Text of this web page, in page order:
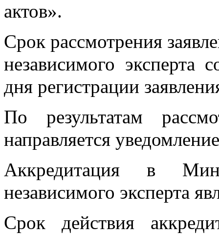
актов».
Срок рассмотрения
независимого эксперта
дня регистрации
По результатам
направляется
Аккредитация в
независимого эксперта
Срок действия